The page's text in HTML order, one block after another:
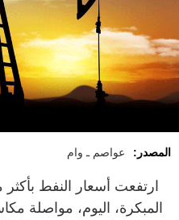
المصدر: عواصم ـ وام
المبكرة، اليوم، مواصلة